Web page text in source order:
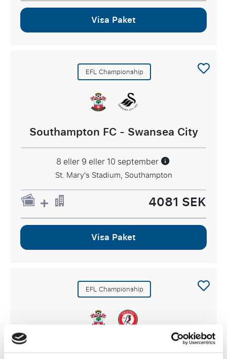
Visa Paket
EFL Championship
Southampton FC - Swansea City
8 eller 9 eller 10 september
St. Mary's Stadium, Southampton
4081 SEK
Visa Paket
EFL Championship
Southampton FC - Bristol City